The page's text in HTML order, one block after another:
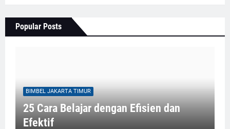
Popular Posts
BIMBEL JAKARTA TIMUR
25 Cara Belajar dengan Efisien dan
Efektif